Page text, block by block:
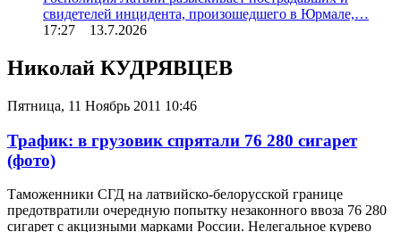
свидетелей инцидента, произошедшего в Юрмале,…
17:27 13.7.2026
Николай КУДРЯВЦЕВ
Пятница, 11 Ноябрь 2011 10:46
Трафик: в грузовик спрятали 76 280 сигарет
(фото)
Таможенники СГД на латвийско-белорусской границе
предотвратили очередную попытку незаконного ввоза 76 280
сигарет с акцизными марками России. Нелегальное курево